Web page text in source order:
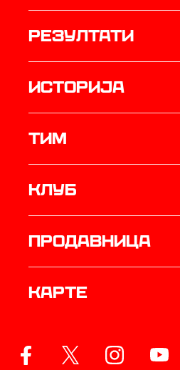
резултати
историја
ТИМ
Клуб
продавница
Карте